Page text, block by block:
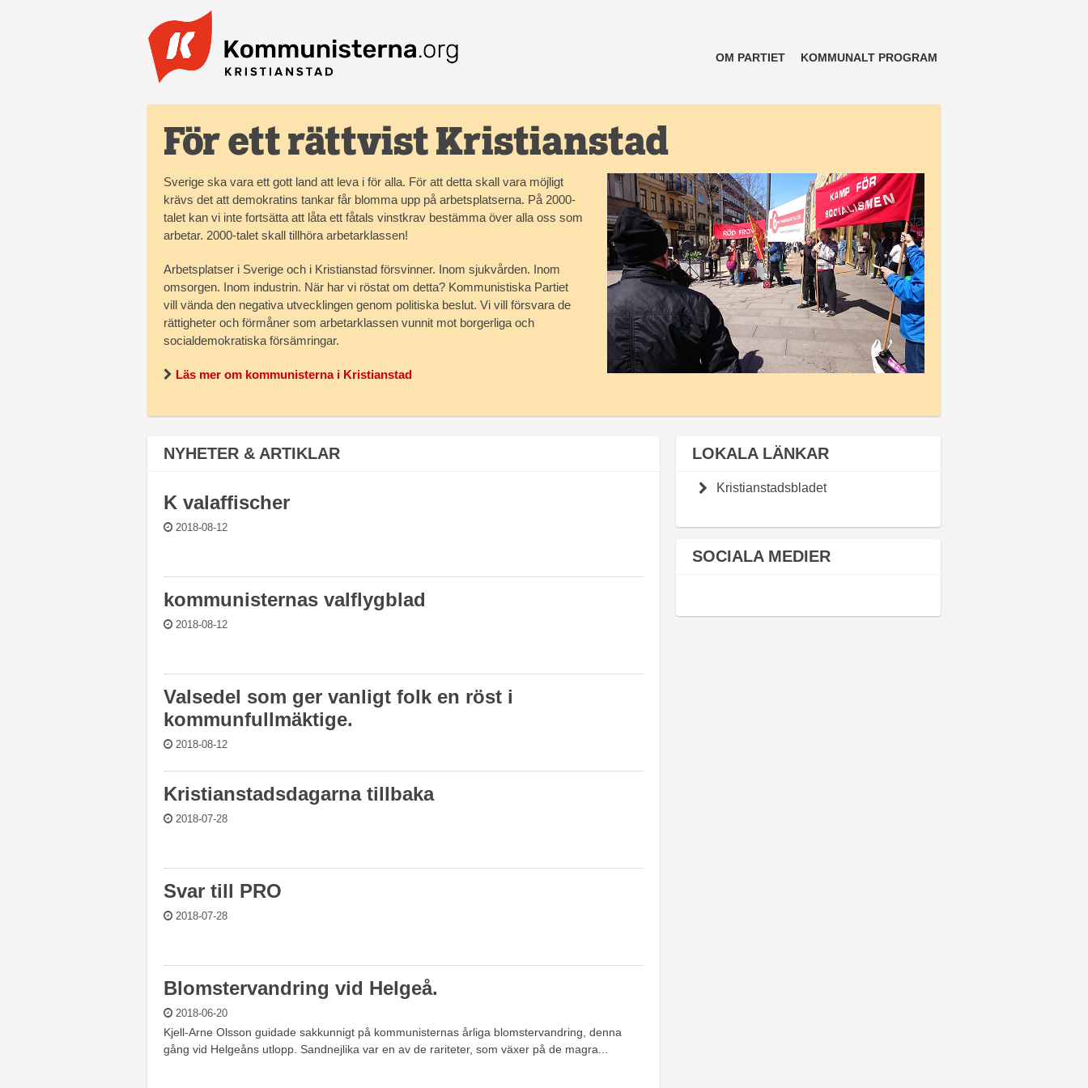
OM PARTIET KOMMUNALT PROGRAM
För ett rättvist Kristianstad
Sverige ska vara ett gott land att leva i för alla. För att detta skall vara möjligt
krävs det att demokratins tankar får blomma upp på arbetsplatserna. På 2000-
talet kan vi inte fortsätta att låta ett fåtals vinstkrav bestämma över alla oss som
arbetar. 2000-talet skall tillhöra arbetarklassen!
Arbetsplatser i Sverige och i Kristianstad försvinner. Inom sjukvården. Inom
omsorgen. Inom industrin. När har vi röstat om detta? Kommunistiska Partiet
vill vända den negativa utvecklingen genom politiska beslut. Vi vill försvara de
rättigheter och förmåner som arbetarklassen vunnit mot borgerliga och
socialdemokratiska försämringar.
Läs mer om kommunisterna i Kristianstad
NYHETER & ARTIKLAR
K valaffischer
2018-08-12
kommunisternas valflygblad
2018-08-12
Valsedel som ger vanligt folk en röst i
kommunfullmäktige.
2018-08-12
Kristianstadsdagarna tillbaka
2018-07-28
Svar till PRO
2018-07-28
Blomstervandring vid Helgeå.
2018-06-20
Kjell-Arne Olsson guidade sakkunnigt på kommunisternas årliga blomstervandring, denna
gång vid Helgeåns utlopp. Sandnejlika var en av de rariteter, som växer på de magra...
LOKALA LÄNKAR
Kristianstadsbladet
SOCIALA MEDIER